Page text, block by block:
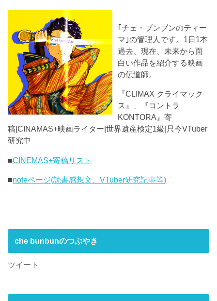
｢チェ・ブンブンのティー
マ｣の管理人です。1日1本
過去、現在、未来から面
白い作品を紹介する映画
の伝道師。
『CLIMAX クライマック
ス』、『コントラ
KONTORA』寄
稿|CINAMAS+映画ライター|世界遺産検定1級|只今VTuber
研究中
■CINEMAS+寄稿リスト
■noteページ(読書感想文、VTuber研究記事等)
che bunbunのつぶやき
ツイート